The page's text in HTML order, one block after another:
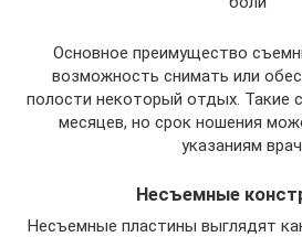
Основное преимущество
возможность снимать или
полости некоторый отдых. Такие
месяцев, но срок ношения
указаниям
Несъемные
Несъемные пластины выглядят